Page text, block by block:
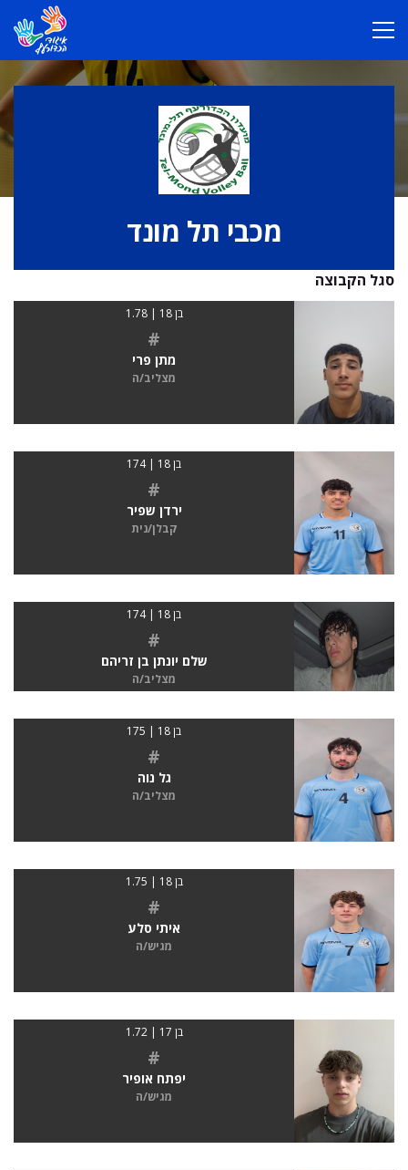
מכבי תל מונד
סגל הקבוצה
בן 18 | 1.78
#
מתן פרי
מצליב/ה
בן 18 | 174
#
ירדן שפיר
קבלן/נית
בן 18 | 174
#
שלם יונתן בן זריהם
מצליב/ה
בן 18 | 175
#
גל נוה
מצליב/ה
בן 18 | 1.75
#
איתי סלע
מגיש/ה
בן 17 | 1.72
#
יפתח אופיר
מגיש/ה